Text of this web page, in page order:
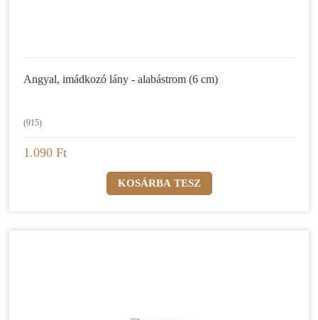
Angyal, imádkozó lány - alabástrom (6 cm)
(915)
1.090 Ft